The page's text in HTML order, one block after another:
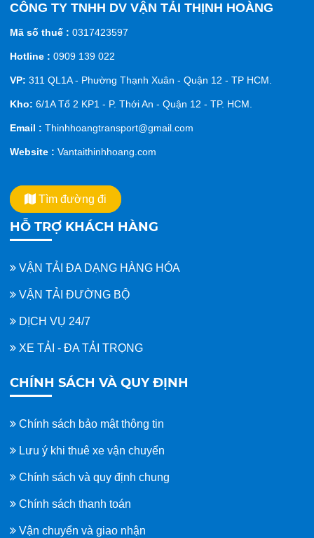
CÔNG TY TNHH DV VẬN TẢI THỊNH HOÀNG
Mã số thuế :0317423597
Hotline : 0909 139 022
VP: 311 QL1A - Phường Thạnh Xuân - Quận 12 - TP HCM.
Kho: 6/1A Tổ 2 KP1 - P. Thới An - Quận 12 - TP. HCM.
Email : Thinhhoangtransport@gmail.com
Website : Vantaithinhhoang.com
Tìm đường đi
HỖ TRỢ KHÁCH HÀNG
VẬN TẢI ĐA DẠNG HÀNG HÓA
VẬN TẢI ĐƯỜNG BỘ
DỊCH VỤ 24/7
XE TẢI - ĐA TẢI TRỌNG
CHÍNH SÁCH VÀ QUY ĐỊNH
Chính sách bảo mật thông tin
Lưu ý khi thuê xe vận chuyển
Chính sách và quy định chung
Chính sách thanh toán
Vận chuyển và giao nhận